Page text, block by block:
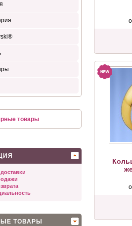
товары
ТОВАРЫ